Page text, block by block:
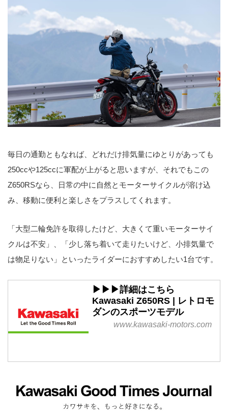
毎日の通勤ともなれば、どれだけ排気量にゆとりがあっても
250ccや125ccに軍配が上がると思いますが、それでもこの
Z650RSなら、日常の中に自然とモーターサイクルが溶け込
み、移動に便利と楽しさをプラスしてくれます。
「大型二輪免許を取得したけど、大きくて重いモーターサイ
クルは不安」、「少し落ち着いて走りたいけど、小排気量で
は物足りない」といったライダーにおすすめしたい1台です。
▶▶▶詳細はこちら
Kawasaki Z650RS | レトロモ
ダンのスポーツモデル
www.kawasaki-motors.com